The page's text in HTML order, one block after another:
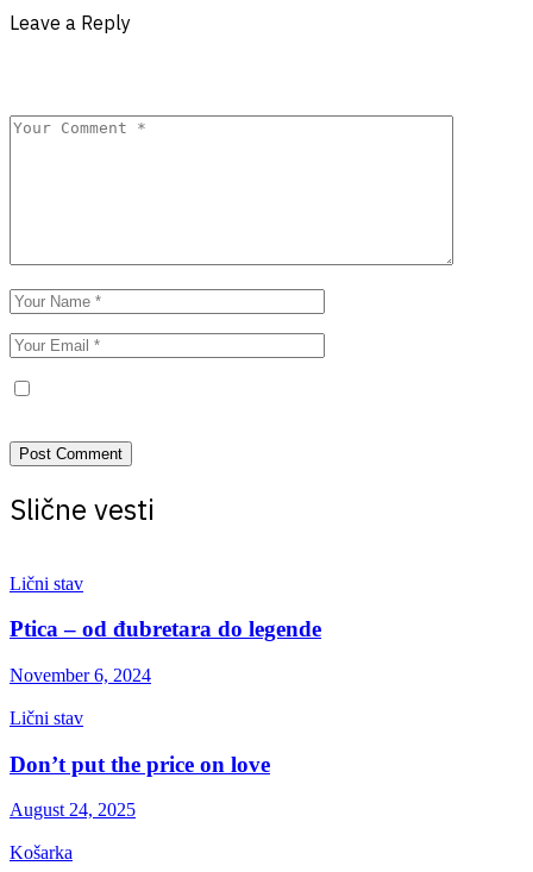
Leave a Reply
Slične vesti
Lični stav
Ptica – od đubretara do legende
November 6, 2024
Lični stav
Don’t put the price on love
August 24, 2025
Košarka